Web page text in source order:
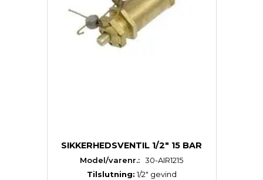
SIKKERHEDSVENTIL 1/2" 15 BAR
Model/varenr.: 30-AIR1215
Tilslutning:1/2″ gevind